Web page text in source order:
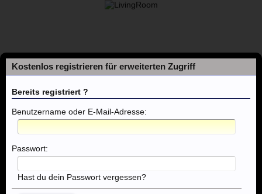
Foren ... Osnabrück, Melle, Bramsche, Vechta
Foren
Themen mit aktuellen Beiträgen
Kostenlos registrieren für erweiterten Zugriff
Bereits registriert ?
Benutzername oder E-Mail-Adresse:
Passwort:
Hast du dein Passwort vergessen?